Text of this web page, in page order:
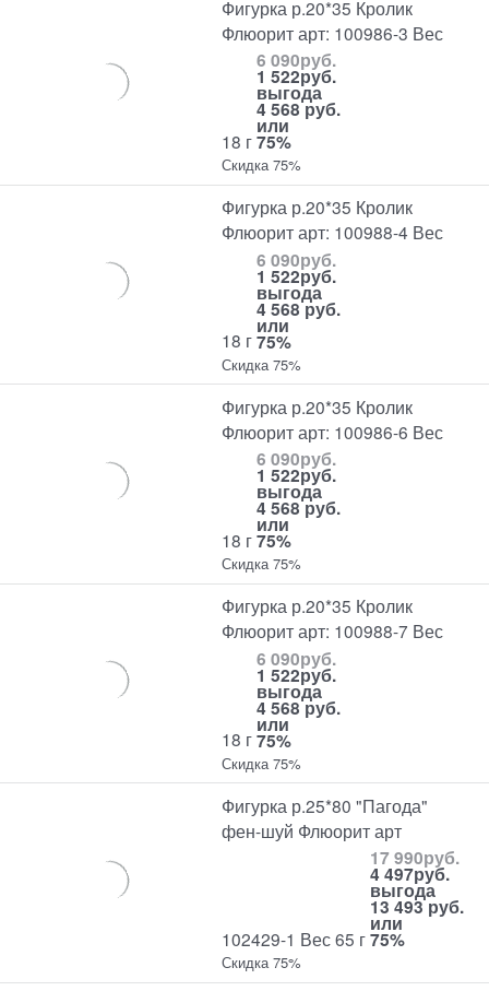
Фигурка р.20*35 Кролик
Флюорит арт: 100986-3 Вес
18 г
6 090руб.
1 522руб.
выгода
4 568 руб.
или
75%
Скидка 75%
Фигурка р.20*35 Кролик
Флюорит арт: 100988-4 Вес
18 г
6 090руб.
1 522руб.
выгода
4 568 руб.
или
75%
Скидка 75%
Фигурка р.20*35 Кролик
Флюорит арт: 100986-6 Вес
18 г
6 090руб.
1 522руб.
выгода
4 568 руб.
или
75%
Скидка 75%
Фигурка р.20*35 Кролик
Флюорит арт: 100988-7 Вес
18 г
6 090руб.
1 522руб.
выгода
4 568 руб.
или
75%
Скидка 75%
Фигурка р.25*80 "Пагода"
фен-шуй Флюорит арт
102429-1 Вес 65 г
17 990руб.
4 497руб.
выгода
13 493 руб.
или
75%
Скидка 75%